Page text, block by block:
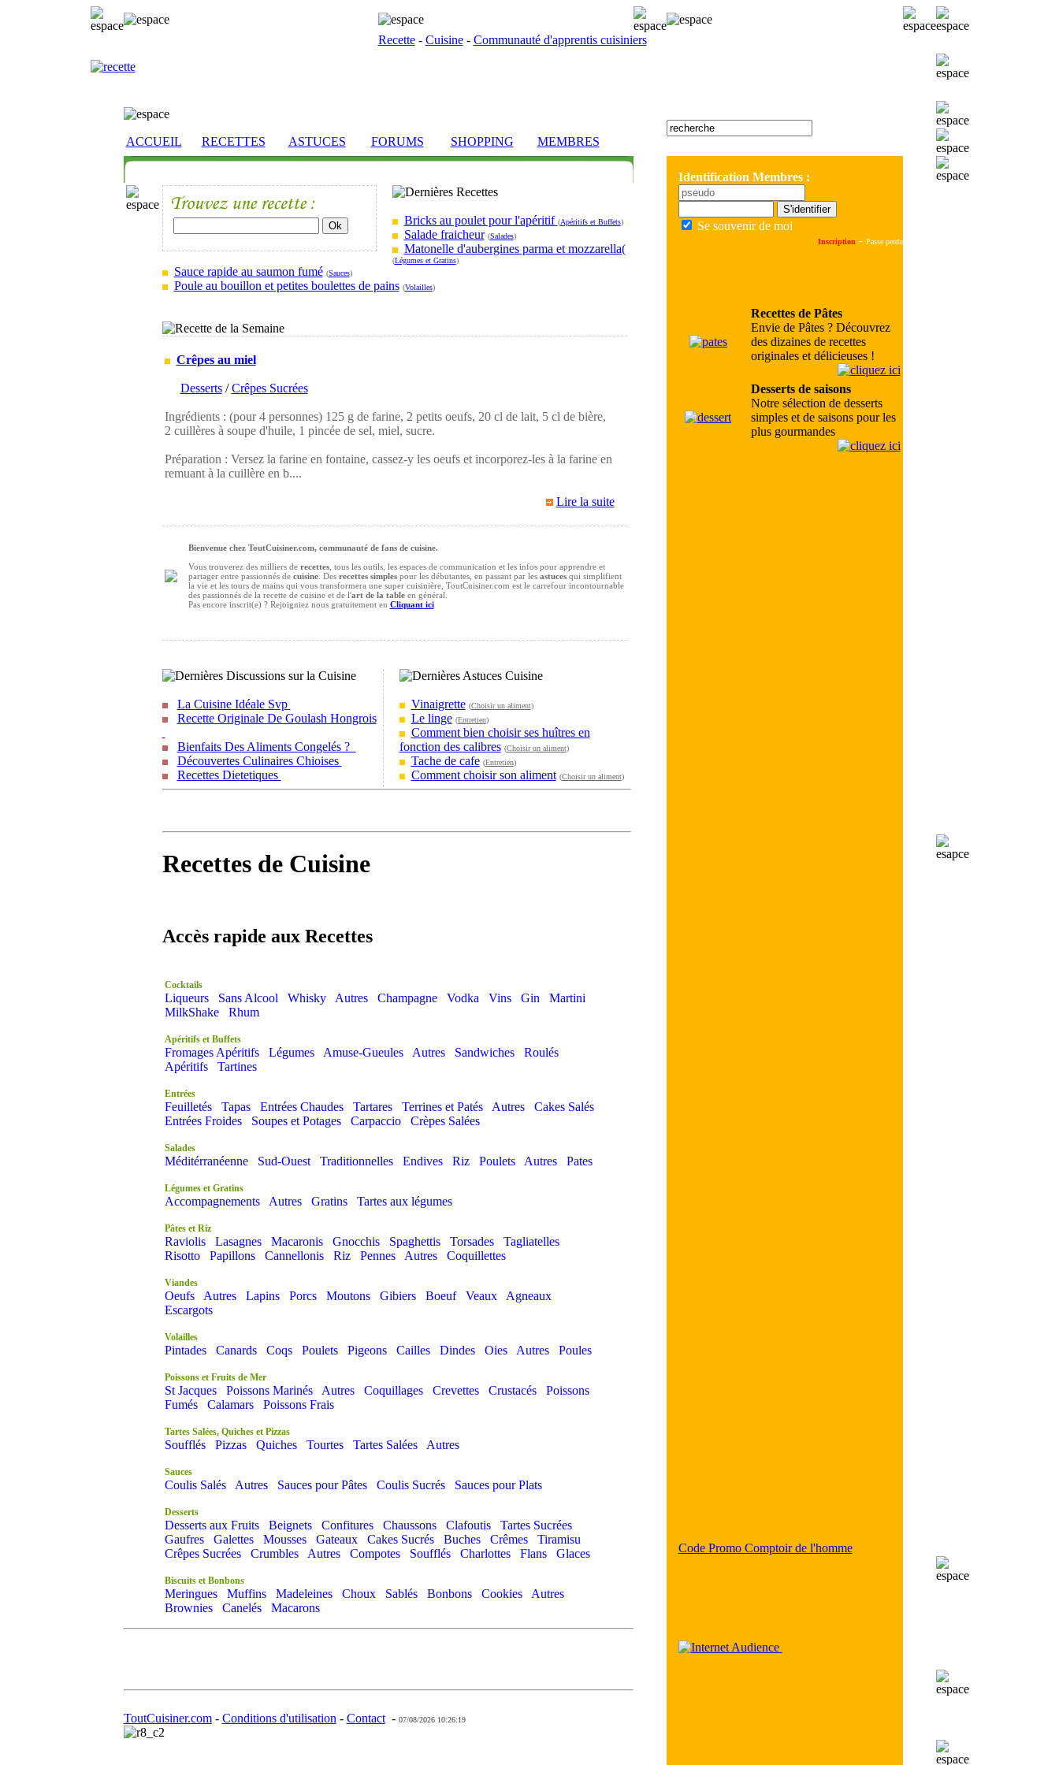
Recette- Cuisine- Communauté d'apprentis cuisiniers
ACCUEIL RECETTES ASTUCES FORUMS SHOPPING MEMBRES
Identification Membres :
Se souvenir de moi
Inscription - Passe perdu
Recettes de Pâtes
Envie de Pâtes ? Découvrez
des dizaines de recettes
originales et délicieuses !
Desserts de saisons
Notre sélection de desserts
simples et de saisons pour les
plus gourmandes
Bricks au poulet pour l'apéritif (Apéritifs et Buffets)
Salade fraicheur (Salades)
Matonelle d'aubergines parma et mozzarella(
(Légumes et Gratins)
Sauce rapide au saumon fumé (Sauces)
Poule au bouillon et petites boulettes de pains (Volailles)
Crêpes au miel
Desserts/Crêpes Sucrées
Ingrédients : (pour 4 personnes) 125 g de farine, 2 petits oeufs, 20 cl de lait, 5 cl de bière,
2 cuillères à soupe d'huile, 1 pincée de sel, miel, sucre.
Préparation : Versez la farine en fontaine, cassez-y les oeufs et incorporez-les à la farine en
remuant à la cuillère en b....
Lire la suite
Bienvenue chez ToutCuisiner.com, communauté de fans de cuisine.
Vous trouverez des milliers de recettes, tous les outils, les espaces de communication et les infos pour apprendre et
partager entre passionnés de cuisine. Des recettes simplespour les débutantes, en passant par les astucesqui simplifient
la vie et les tours de mains qui vous transformera une super cuisinière, ToutCuisiner.com est le carrefour incontournable
des passionnés de la recette de cuisine et de l'art de la tableen général.
Pas encore inscrit(e) ? Rejoigniez nous gratuitement en Cliquant ici
La Cuisine Idéale Svp
Recette Originale De Goulash Hongrois
Bienfaits Des Aliments Congelés ?
Découvertes Culinaires Chioises
Recettes Dietetiques
Vinaigrette (Choisir un aliment)
Le linge (Entretien)
Comment bien choisir ses huîtres en
fonction des calibres (Choisir un aliment)
Tache de cafe (Entretien)
Comment choisir son aliment (Choisir un aliment)
Recettes de Cuisine
Accès rapide aux Recettes
Cocktails
Liqueurs Sans Alcool Whisky Autres Champagne Vodka Vins Gin
Martini
MilkShake
Rhum
Apéritifs et Buffets
Fromages Apéritifs Légumes Amuse-Gueules Autres Sandwiches
Roulés
Apéritifs
Tartines
Entrées
Feuilletés Tapas Entrées Chaudes Tartares Terrines et Patés Autres
Cakes Salés
Entrées Froides
Soupes et Potages Carpaccio Crèpes Salées
Salades
Méditérranéenne Sud-Ouest Traditionnelles Endives Riz Poulets Autres Pates
Légumes et Gratins
Accompagnements Autres Gratins Tartes aux légumes
Pâtes et Riz
Raviolis Lasagnes Macaronis Gnocchis Spaghettis Torsades
Tagliatelles
Risotto
Papillons Cannellonis Riz Pennes Autres Coquillettes
Viandes
Oeufs Autres Lapins Porcs Moutons Gibiers Boeuf Veaux
Agneaux
Escargots
Volailles
Pintades Canards Coqs Poulets Pigeons Cailles Dindes Oies Autres Poules
Poissons et Fruits de Mer
St Jacques Poissons Marinés Autres Coquillages Crevettes Crustacés
Poissons
Fumés
Calamars Poissons Frais
Tartes Salées, Quiches et Pizzas
Soufflés Pizzas Quiches Tourtes Tartes Salées Autres
Sauces
Coulis Salés Autres Sauces pour Pâtes Coulis Sucrés Sauces pour Plats
Desserts
Desserts aux Fruits Beignets Confitures Chaussons Clafoutis
Tartes Sucrées
Gaufres
Galettes Mousses Gateaux Cakes Sucrés Buches Crêmes
Tiramisu
Crêpes Sucrées
Crumbles Autres Compotes Soufflés Charlottes Flans Glaces
Biscuits et Bonbons
Meringues Muffins Madeleines Choux Sablés Bonbons Cookies
Autres
Brownies
Canelés Macarons
ToutCuisiner.com- Conditions d'utilisation - Contact- 07/08/2026 10:26:19
Code Promo Comptoir de l'homme